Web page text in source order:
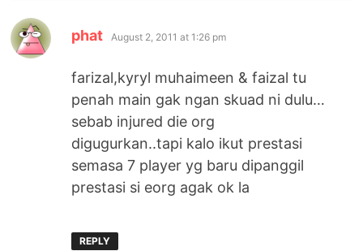
phat says:
August 2, 2011 at 1:26 pm
farizal,kyryl muhaimeen & faizal tu
penah main gak ngan skuad ni dulu…
sebab injured die org
digugurkan..tapi kalo ikut prestasi
semasa 7 player yg baru dipanggil
prestasi si eorg agak ok la
REPLY